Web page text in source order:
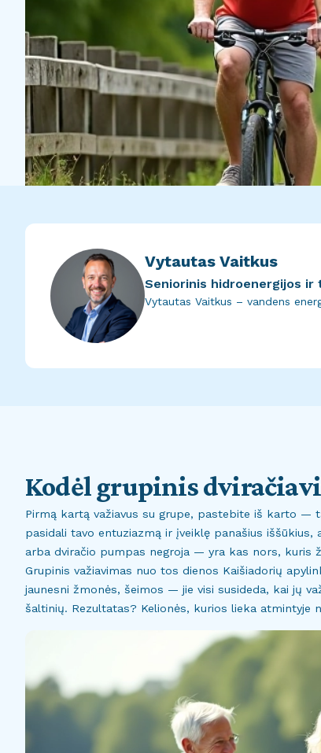
Vytautas Vaitkus
Seniorinis hidroenergijos ir
Vytautas Vaitkus – vandens
Kodėl grupinis
Pirmą kartą važiavus su grupe, pastebite iš karto —
pasidali tavo entuziazmą ir įveiklę panašius
arba dviračio pumpas negroja — yra kas nors, kuris
Grupinis važiavimas nuo tos dienos Kaišiadorių
jaunesni žmonės, šeimos — jie visi susideda, kai jų
šaltinių. Rezultatas? Kelionės, kurios lieka